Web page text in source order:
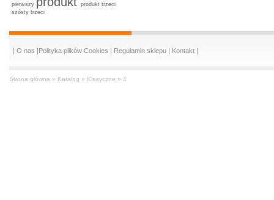
pierwszy
produkt trzeci
szósty trzeci
| O nas |Polityka plików Cookies | Regulamin sklepu | Kontakt |
Strona główna » Katalog » Klasyczne » 4